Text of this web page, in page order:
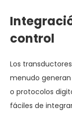
control
Los
menudo
o protocolos
fáciles de